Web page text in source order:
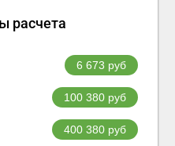
расчета
6 673 руб
100 380руб
400 380руб